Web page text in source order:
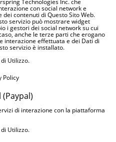
Technologies Inc. che
con social network e
contenuti di Questo Sito Web.
servizio può mostrare widget
i gestori dei social network su cui
anche le terze parti che erogano
interazione effettuata e dei Dati di
servizio è installato.
Utilizzo.
Policy
di interazione con la piattaforma
Utilizzo.